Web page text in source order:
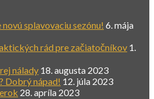
splavovaciu sezónu! 6. mája
rád pre začiatočníkov 1.
nálady 18. augusta 2023
Dobrý nápad! 12. júla 2023
28. apríla 2023